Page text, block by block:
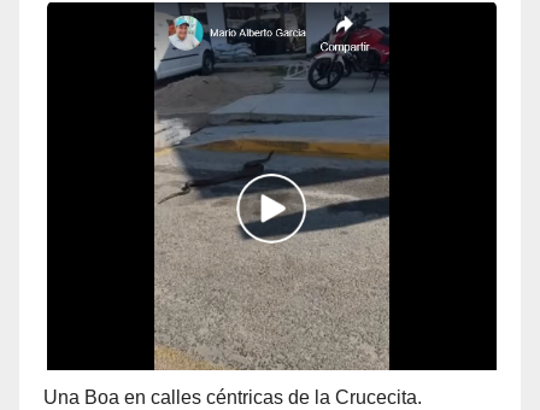
Una Boa en calles céntricas de la Crucecita.